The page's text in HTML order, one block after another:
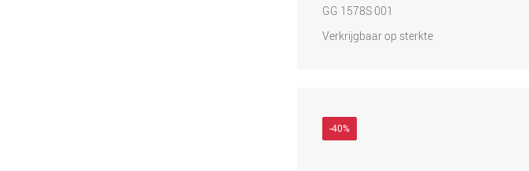
GG 1578S 001
Verkrijgbaar op sterkte
-40%